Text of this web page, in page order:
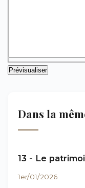
Dans la
13 - Le
1er/01/2026